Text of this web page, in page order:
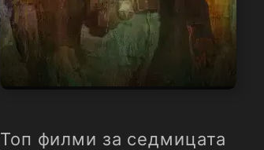
Топ филми за седмицата